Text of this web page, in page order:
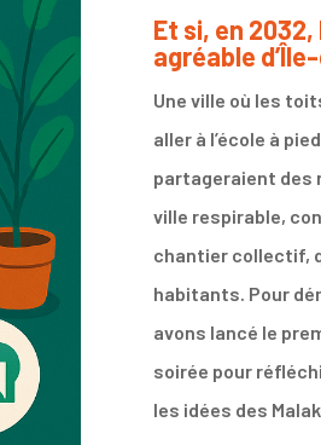
Et si, en
agréable
Une ville où les
aller à l’école à
partageraient des
ville respirable,
chantier collectif,
habitants. Pour
avons lancé le
soirée pour
les idées des